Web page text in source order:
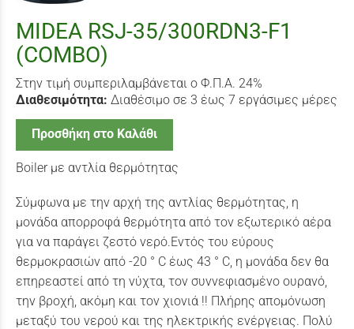
MIDEA RSJ-35/300RDN3-F1
(COMBO)
Στην τιμή συμπεριλαμβάνεται ο Φ.Π.Α. 24%
Διαθεσιμότητα: Διαθέσιμο σε 3 έως 7 εργάσιμες μέρες
Προσθήκη στο Καλάθι
Boiler με αντλία θερμότητας
Σύμφωνα με την αρχή της αντλίας θερμότητας, η
μονάδα απορροφά θερμότητα από τον εξωτερικό αέρα
για να παράγει ζεστό νερό.Εντός του εύρους
θερμοκρασιών από -20 ° C έως 43 ° C, η μονάδα δεν θα
επηρεαστεί από τη νύχτα, τον συννεφιασμένο ουρανό,
την βροχή, ακόμη και τον χιονιά !! Πλήρης απομόνωση
μεταξύ του νερού και της ηλεκτρικής ενέργειας. Πολύ